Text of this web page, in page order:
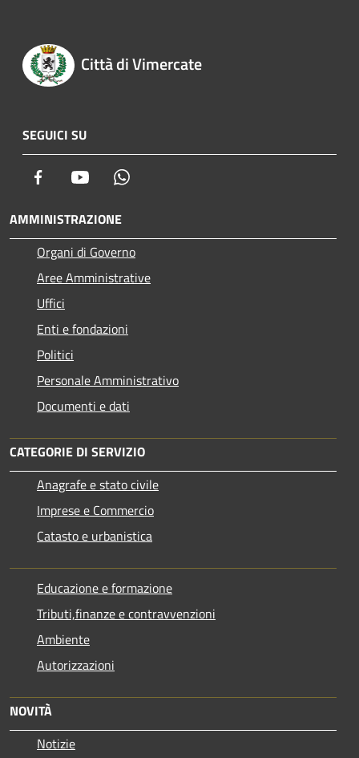
Città di Vimercate
SEGUICI SU
Facebook Youtube
AMMINISTRAZIONE
Organi di Governo
Aree Amministrative
Uffici
Enti e fondazioni
Politici
Personale Amministrativo
Documenti e dati
CATEGORIE DI SERVIZIO
Anagrafe e stato civile
Imprese e Commercio
Catasto e urbanistica
Educazione e formazione
Tributi,finanze e contravvenzioni
Ambiente
Autorizzazioni
NOVITÀ
Notizie